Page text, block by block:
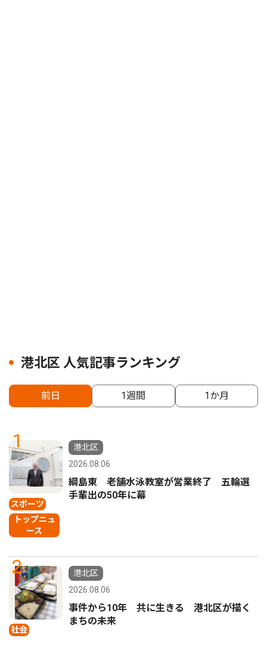
港北区 人気記事ランキング
前日 1週間 1か月
1
スポーツ
トップニュ
ース
港北区
2026.08.06
綱島東 老舗水泳教室が営業終了 五輪選
手輩出の50年に幕
2
社会
港北区
2026.08.06
事件から10年 共に生きる 港北区が描く
まちの未来